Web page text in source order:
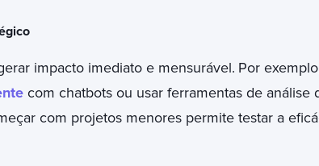
impacto imediato e mensurável. Por
com chatbots ou usar ferramentas de análise
com projetos menores permite testar a